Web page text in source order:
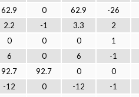
62.9 0 62.9
-26
2.2 -1 3.3
2
0 0 0
1
6 0 6
-1
92.7 92.7 0
0
-12 0 -12
-1